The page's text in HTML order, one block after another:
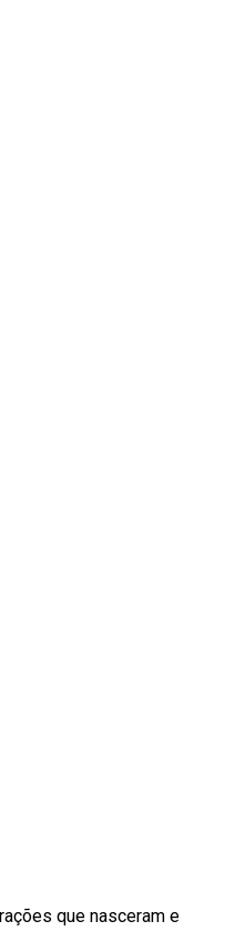
que nasceram e